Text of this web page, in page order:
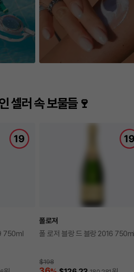
셀러 속 보물들🍷
750ml
폴로져
폴 로저 블랑 드 블랑 2016 750ml
$198